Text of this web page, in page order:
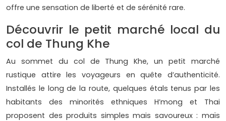
offre une sensation de liberté et de sérénité rare.
Découvrir le petit marché local du
col de Thung Khe
Au sommet du col de Thung Khe, un petit marché
rustique attire les voyageurs en quête d’authenticité.
Installés le long de la route, quelques étals tenus par les
habitants des minorités ethniques H’mong et Thai
proposent des produits simples mais savoureux : maïs